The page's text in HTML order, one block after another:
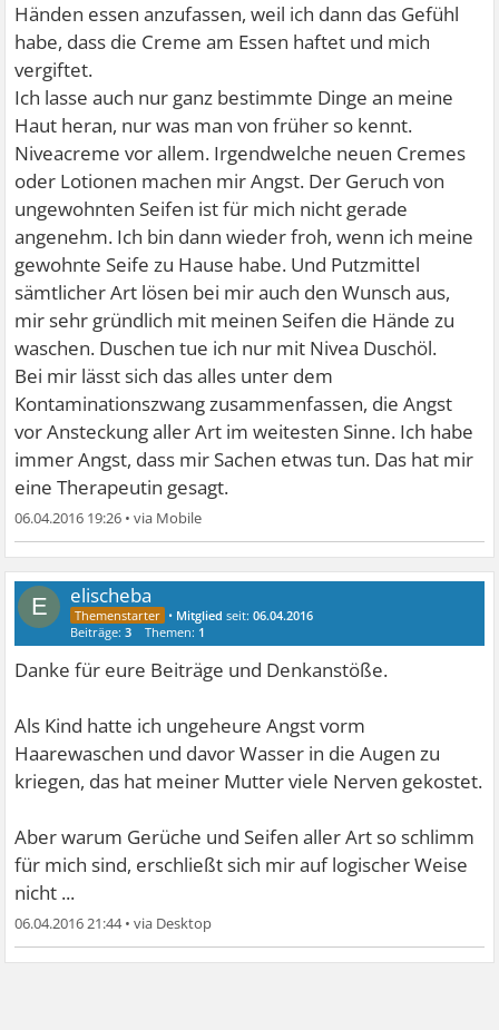
Händen essen anzufassen, weil ich dann das Gefühl
habe, dass die Creme am Essen haftet und mich
vergiftet.
Ich lasse auch nur ganz bestimmte Dinge an meine
Haut heran, nur was man von früher so kennt.
Niveacreme vor allem. Irgendwelche neuen Cremes
oder Lotionen machen mir Angst. Der Geruch von
ungewohnten Seifen ist für mich nicht gerade
angenehm. Ich bin dann wieder froh, wenn ich meine
gewohnte Seife zu Hause habe. Und Putzmittel
sämtlicher Art lösen bei mir auch den Wunsch aus,
mir sehr gründlich mit meinen Seifen die Hände zu
waschen. Duschen tue ich nur mit Nivea Duschöl.
Bei mir lässt sich das alles unter dem
Kontaminationszwang zusammenfassen, die Angst
vor Ansteckung aller Art im weitesten Sinne. Ich habe
immer Angst, dass mir Sachen etwas tun. Das hat mir
eine Therapeutin gesagt.
06.04.2016 19:26 •
E elischeba
• Mitglied seit:06.04.2016
Beiträge:3 Themen: 1
Danke für eure Beiträge und Denkanstöße.
Als Kind hatte ich ungeheure Angst vorm
Haarewaschen und davor Wasser in die Augen zu
kriegen, das hat meiner Mutter viele Nerven gekostet.
Aber warum Gerüche und Seifen aller Art so schlimm
für mich sind, erschließt sich mir auf logischer Weise
nicht ...
06.04.2016 21:44•